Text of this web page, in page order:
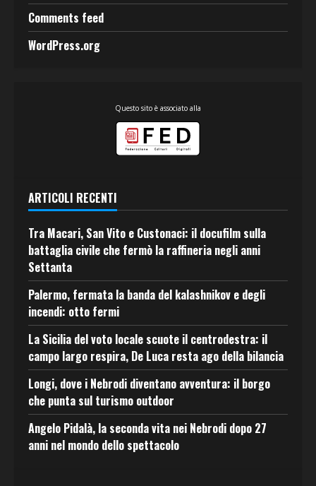
Comments feed
WordPress.org
Questo sito è associato alla
ARTICOLI RECENTI
Tra Macari, San Vito e Custonaci: il docufilm sulla
battaglia civile che fermò la raffineria negli anni
Settanta
Palermo, fermata la banda del kalashnikov e degli
incendi: otto fermi
La Sicilia del voto locale scuote il centrodestra: il
campo largo respira, De Luca resta ago della bilancia
Longi, dove i Nebrodi diventano avventura: il borgo
che punta sul turismo outdoor
Angelo Pidalà, la seconda vita nei Nebrodi dopo 27
anni nel mondo dello spettacolo